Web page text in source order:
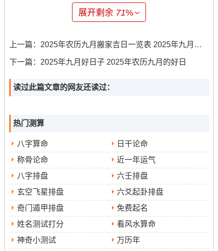
九月初九（甲申日）:重阳佳节...同样是订婚嫁娶、祭祀
九月十六（辛卯日）：此日适宜入宅安居、置业买房等
九月十八（癸巳日）
九月二十三（戊戌日）
宜，标志着事业蒸蒸日上生活步步高升！
九月二十五（庚子日）:利于出行远行、破土动工，此日
启程或开工 代表前方路途顺畅，项目顺利！
九月三十（乙巳日）
：此日适宜订婚嫁娶、开市经商，
为月份画上圆满句号，也标记事务的圆满同收获！
吉日选择的核心要点
展开剩余 71%
上一篇： 2025年农历九月搬家吉日一览表 2025年九月搬家吉日黄道吉日
下一篇： 2025年九月好日子 2025年农历九月的好日
读过此篇文章的网友还读过：
热门测算
八字算命
日干论命
称骨论命
近一年运气
八字排盘
六壬排盘
玄空飞星排盘
六爻起卦排盘
奇门遁甲排盘
免费起名
姓名测试打分
看风水算命
神奇小测试
万历年